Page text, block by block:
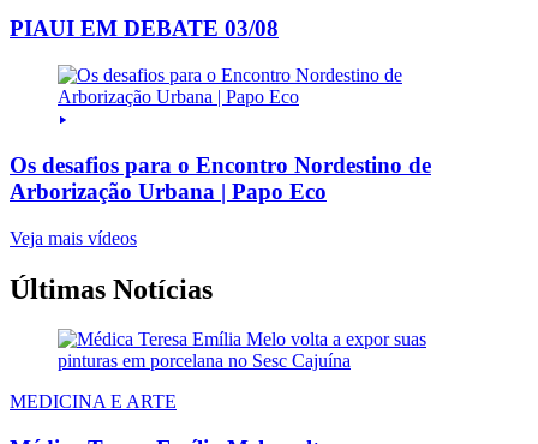
PIAUI EM DEBATE 03/08
Os desafios para o Encontro Nordestino de
Arborização Urbana | Papo Eco
Veja mais vídeos
Últimas Notícias
MEDICINA E ARTE